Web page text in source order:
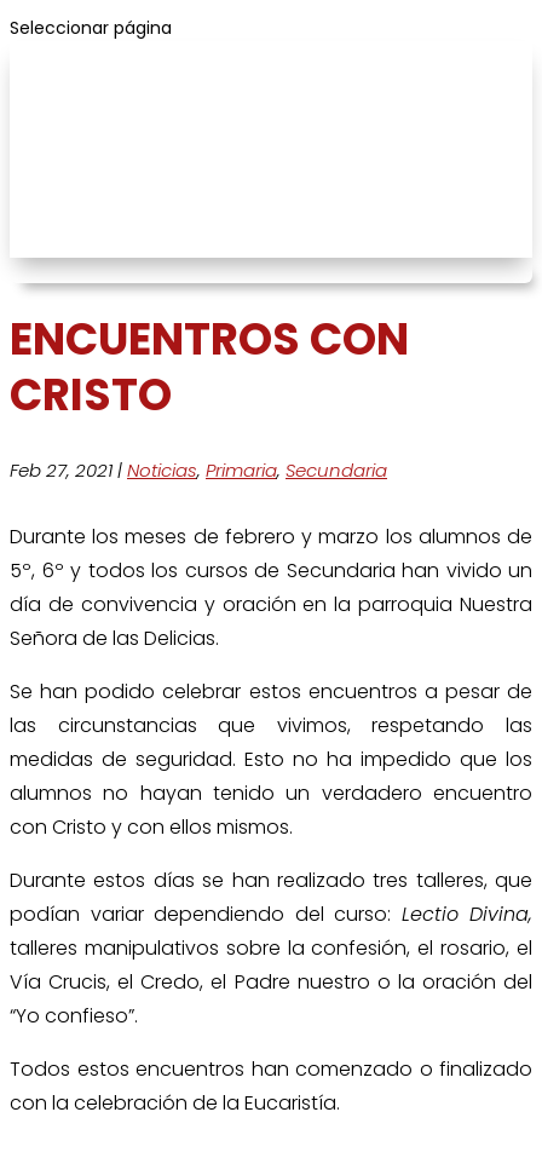
Seleccionar página
ENCUENTROS CON
CRISTO
Feb 27, 2021|Noticias, Primaria, Secundaria
Durante los meses de febrero y marzo los alumnos de
5º, 6º y todos los cursos de Secundaria han vivido un
día de convivencia y oración en la parroquia Nuestra
Señora de las Delicias.
Se han podido celebrar estos encuentros a pesar de
las circunstancias que vivimos, respetando las
medidas de seguridad. Esto no ha impedido que los
alumnos no hayan tenido un verdadero encuentro
con Cristo y con ellos mismos.
Durante estos días se han realizado tres talleres, que
podían variar dependiendo del curso: Lectio Divina,
talleres manipulativos sobre la confesión, el rosario, el
Vía Crucis, el Credo, el Padre nuestro o la oración del
“Yo confieso”.
Todos estos encuentros han comenzado o finalizado
con la celebración de la Eucaristía.